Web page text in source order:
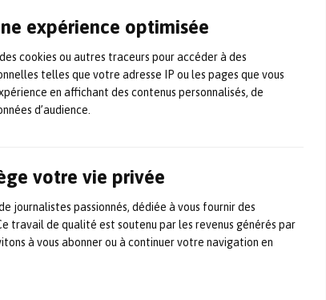
expérience optimisée
cookies ou autres traceurs pour accéder à des
telles que votre adresse IP ou les pages que vous
en affichant des contenus personnalisés, de
d’audience.
votre vie privée
journalistes passionnés, dédiée à vous fournir des
travail de qualité est soutenu par les revenus générés par
à vous abonner ou à continuer votre navigation en
Toutes ces évolutions seront
Mesurepermet de
métrologie en un seul lieu. Près
privilégiés d’échanges
ou plus avancées du
le Salon MSE2024 se donne pour
et de favoriser le partage